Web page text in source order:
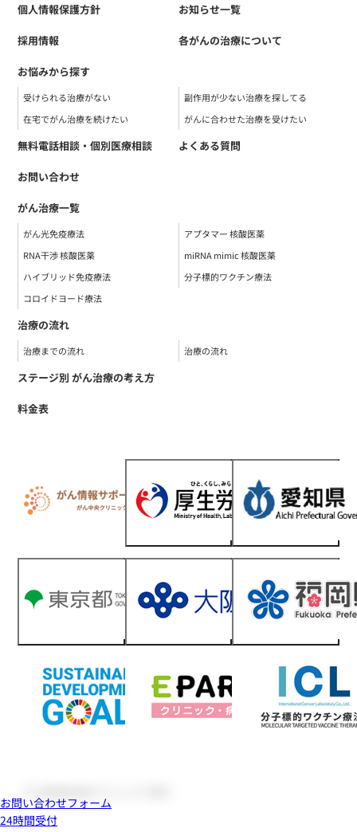
お問い合わせフォーム
24時間受付
がん治療一覧
がん光免疫療法
アプタマー 核酸医薬
RNA干渉 核酸医薬
miRNA mimic 核酸医薬
ハイブリッド免疫療法
分子標的ワクチン療法
コロイドヨード療法
治療の流れ
治療までの流れ 治療の流れ
ステージ別 がん治療の考え方
各がんの治療について
お悩みから探す
受けられる治療がない
副作用が少ない治療を探してる
在宅でがん治療を続けたい
がんに合わせた治療を受けたい
無料電話相談・個別医療相談 よくある質問
料金表
お問い合わせ
個人情報保護方針 お知らせ一覧
採用情報